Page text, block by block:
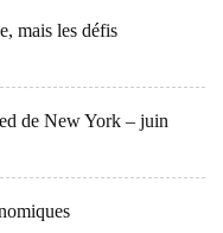
mais les défis
de New York – juin